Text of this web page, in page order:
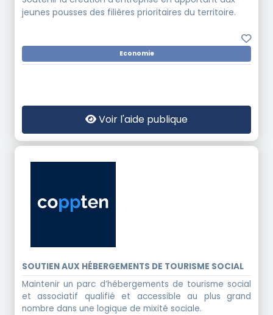
jeunes pousses des filières prioritaires du territoire.
Economie
Voir l'aide publique
SOUTIEN AUX HÉBERGEMENTS DE TOURISME SOCIAL
Maintenir un parc d’hébergements de tourisme social
et associatif qualifié et accessible au plus grand
nombre dans une logique de mixité sociale.